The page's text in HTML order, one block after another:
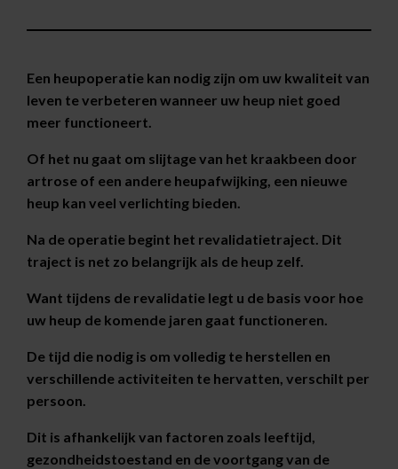
Een heupoperatie kan nodig zijn om uw kwaliteit van
leven te verbeteren wanneer uw heup niet goed
meer functioneert.
Of het nu gaat om slijtage van het kraakbeen door
artrose of een andere heupafwijking, een nieuwe
heup kan veel verlichting bieden.
Na de operatie begint het revalidatietraject. Dit
traject is net zo belangrijk als de heup zelf.
Want tijdens de revalidatie legt u de basis voor hoe
uw heup de komende jaren gaat functioneren.
De tijd die nodig is om volledig te herstellen en
verschillende activiteiten te hervatten, verschilt per
persoon.
Dit is afhankelijk van factoren zoals leeftijd,
gezondheidstoestand en de voortgang van de